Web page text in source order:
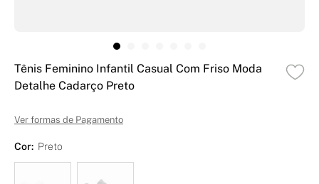
Tênis Feminino Infantil Casual Com Friso Moda
Detalhe Cadarço Preto
Ver formas de Pagamento
Cor: Preto